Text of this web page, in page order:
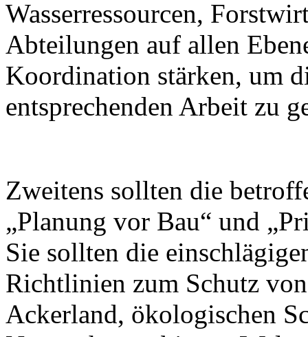
Wasserressourcen,
Abteilungen auf allen
Koordination stärken, um
entsprechenden Arbeit zu
Zweitens sollten die
„Planung vor Bau“ und
Sie sollten die
Richtlinien zum Schutz
Ackerland, ökologischen